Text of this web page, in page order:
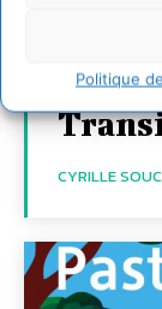
Politique
CYRILLE